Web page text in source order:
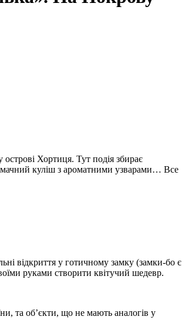
Хортиця. Тут подія збирає
смачний куліш з ароматними узварами… Все
відкриття у готичному замку (замки-бо є
руками створити квітучий шедевр.
та об’єкти, що не мають аналогів у